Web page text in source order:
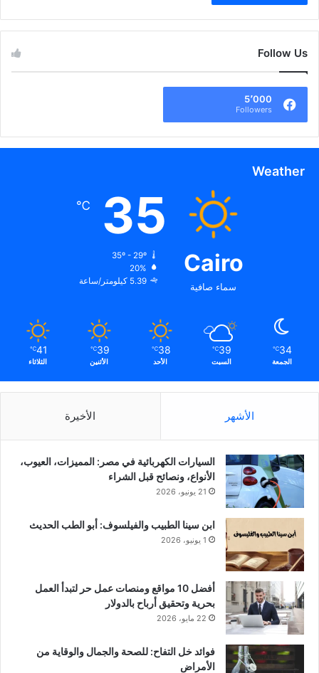
Follow Us
5٬000
Followers
Weather
Cairo
سماء صافية
35
℃
35º - 29º
20%
5.39 كيلومتر/ساعة
34
℃
الجمعة
39
℃
السبت
38
℃
الأحد
39
℃
الأثنين
41
℃
الثلاثاء
الأشهر الأخيرة
السيارات الكهربائية في مصر: المميزات، العيوب،
الأنواع، ونصائح قبل الشراء
21 يونيو، 2026
ابن سينا الطبيب والفيلسوف: أبو الطب الحديث
1 يونيو، 2026
أفضل 10 مواقع ومنصات عمل حر لتبدأ العمل
بحرية وتحقيق أرباح بالدولار
22 مايو، 2026
فوائد خل التفاح: للصحة والجمال والوقاية من
الأمراض